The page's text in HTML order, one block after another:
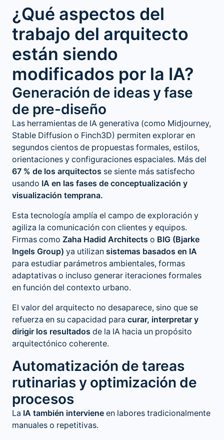
¿Qué aspectos del
trabajo del arquitecto
están siendo
modificados por la IA?
Generación de ideas y fase
de pre-diseño
Las herramientas de IA generativa (como Midjourney,
Stable Diffusion o Finch3D) permiten explorar en
segundos cientos de propuestas formales, estilos,
orientaciones y configuraciones espaciales. Más del
67 % de los arquitectos se siente más satisfecho
usando IA en las fases de conceptualización y
visualización temprana.
Esta tecnología amplía el campo de exploración y
agiliza la comunicación con clientes y equipos.
Firmas como Zaha Hadid Architects o BIG (Bjarke
Ingels Group) ya utilizan sistemas basados en IA
para estudiar parámetros ambientales, formas
adaptativas o incluso generar iteraciones formales
en función del contexto urbano.
El valor del arquitecto no desaparece, sino que se
refuerza en su capacidad para curar, interpretar y
dirigir los resultados de la IA hacia un propósito
arquitectónico coherente.
Automatización de tareas
rutinarias y optimización de
procesos
La IA también interviene en labores tradicionalmente
manuales o repetitivas.